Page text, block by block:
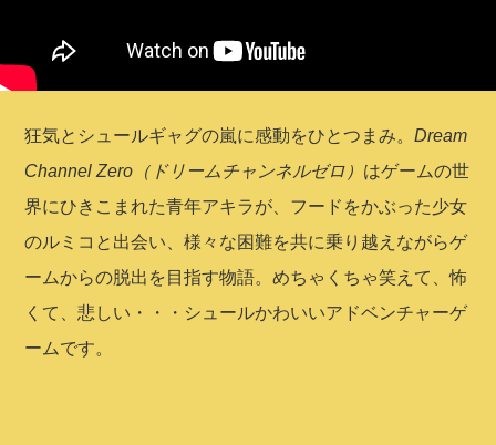
狂気とシュールギャグの嵐に感動をひとつまみ。Dream
Channel Zero（ドリームチャンネルゼロ） はゲームの世
界にひきこまれた青年アキラが、フードをかぶった少女
のルミコと出会い、様々な困難を共に乗り越えながらゲ
ームからの脱出を目指す物語。めちゃくちゃ笑えて、怖
くて、悲しい・・・シュールかわいいアドベンチャーゲ
ームです。